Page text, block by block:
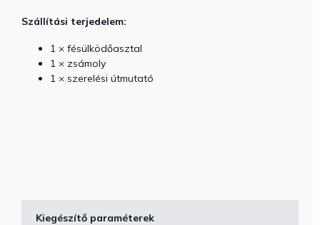
Szállítási terjedelem:
1 × fésülködőasztal
1 × zsámoly
1 × szerelési útmutató
Kiegészítő paraméterek